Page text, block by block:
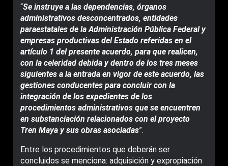
“Se instruye a las dependencias, órganos
administrativos desconcentrados, entidades
paraestatales de la Administración Pública Federal y
empresas productivas del Estado referidas en el
artículo 1 del presente acuerdo, para que realicen,
con la celeridad debida y dentro de los tres meses
siguientes a la entrada en vigor de este acuerdo, las
gestiones conducentes para concluir con la
integración de los expedientes de los
procedimientos administrativos que se encuentren
en substanciación relacionados con el proyecto
Tren Maya y sus obras asociadas”.
Entre los procedimientos que deberán ser
concluidos se menciona: adquisición y expropiación